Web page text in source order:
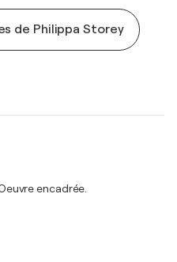
de Philippa Storey
encadrée.